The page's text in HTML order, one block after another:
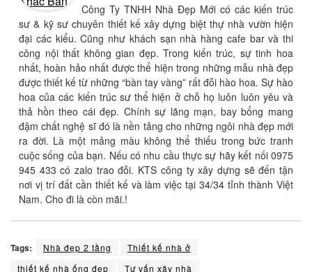
Công Ty TNHH Nhà Đẹp Mới có các kiến trúc
sư & kỹ sư chuyên thiết kế xây dựng biệt thự nhà vườn hiện
đại các kiểu. Cũng như khách sạn nhà hàng cafe bar và thi
công nội thất không gian đẹp. Trong kiến trúc, sự tinh hoa
nhất, hoàn hảo nhất được thể hiện trong những mẫu nhà đẹp
được thiết kế từ những “bàn tay vàng” rất đỗi hào hoa. Sự hào
hoa của các kiến trúc sư thể hiện ở chỗ họ luôn luôn yêu và
thả hồn theo cái đẹp. Chính sự lãng mạn, bay bổng mang
đậm chất nghệ sĩ đó là nền tảng cho những ngôi nhà đẹp mới
ra đời. Là một mảng màu không thể thiếu trong bức tranh
cuộc sống của bạn. Nếu có nhu cầu thực sự hãy kết nối 0975
945 433 có zalo trao đỗi. KTS công ty xây dựng sẽ đến tận
nơi vị trí đất cần thiết kế và làm việc tại 34/34 tỉnh thành Việt
Nam. Cho đi là còn mãi.!
Tags: Nhà đẹp 2 tầng
Thiết kế nhà ở
thiết kế nhà ống đẹp
Tư vấn xây nhà